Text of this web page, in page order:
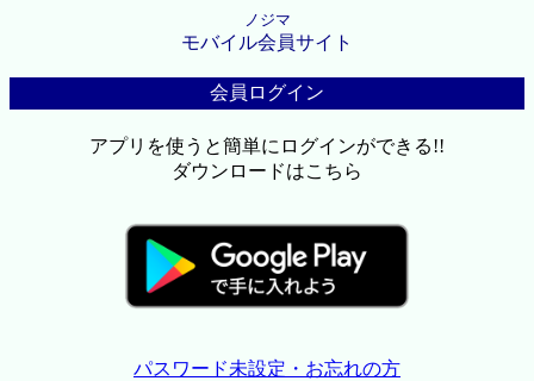
ノジマ
モバイル会員サイト
会員ログイン
アプリを使うと簡単にログインができる!!
ダウンロードはこちら
パスワード未設定・お忘れの方